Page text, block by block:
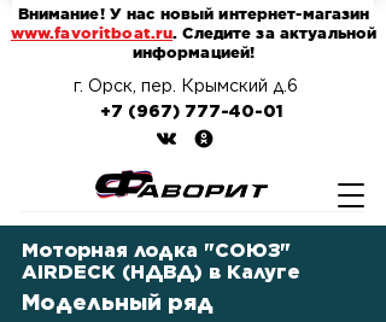
г. Орск, пер. Крымский д.6
+7 (967) 777-40-01
Внимание! У нас новый интернет-магазин
www.favoritboat.ru. Следите за актуальной
информацией!
Моторная лодка "СОЮЗ"
AIRDECK (НДВД) в Калуге
Модельный ряд